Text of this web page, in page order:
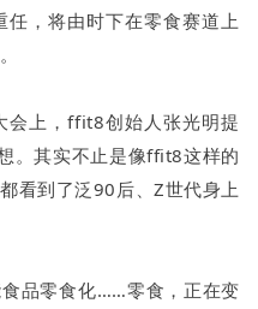
，将由时下在零食赛道上
会上，ffit8创始人张光明提
。其实不止是像ffit8这样的
看到了泛90后、Z世代身上
品零食化……零食，正在变